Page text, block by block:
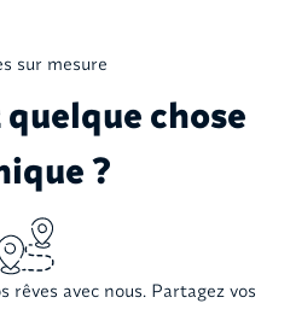
sur mesure
chose
?
rêves avec nous. Partagez vos